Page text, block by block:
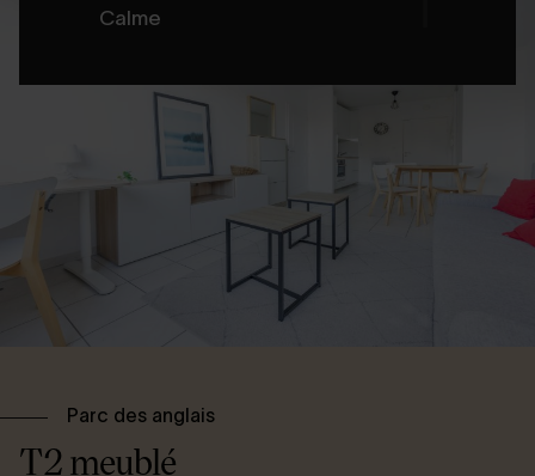
Calme
Parc des anglais
T2 meublé